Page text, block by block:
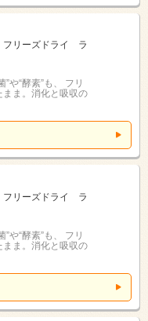
リーズドライ ラ
や“酵素”も、 フリ
ま。消化と吸収の
リーズドライ ラ
や“酵素”も、 フリ
ま。消化と吸収の